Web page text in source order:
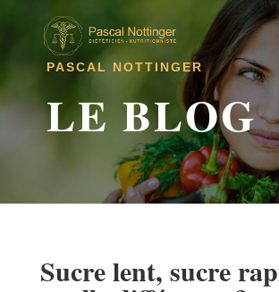
PASCAL NOTTINGER
LE BLOG
Sucre lent, sucre